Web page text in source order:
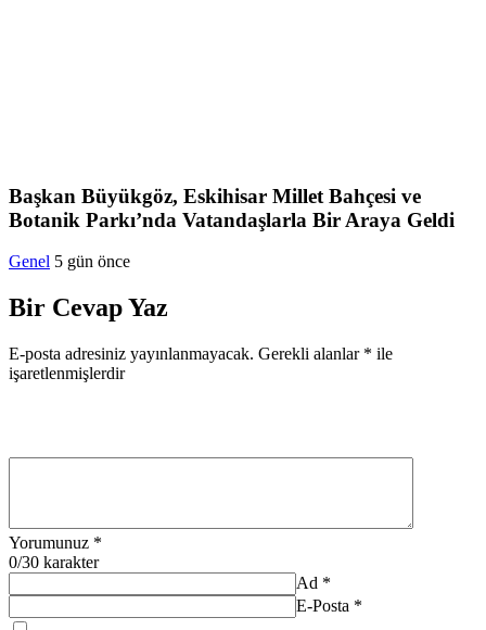
Başkan Büyükgöz, Eskihisar Millet Bahçesi ve
Botanik Parkı’nda Vatandaşlarla Bir Araya Geldi
Genel 5 gün önce
Bir Cevap Yaz
E-posta adresiniz yayınlanmayacak. Gerekli alanlar * ile
işaretlenmişlerdir
Yorumunuz *
0/30 karakter
Ad *
E-Posta *